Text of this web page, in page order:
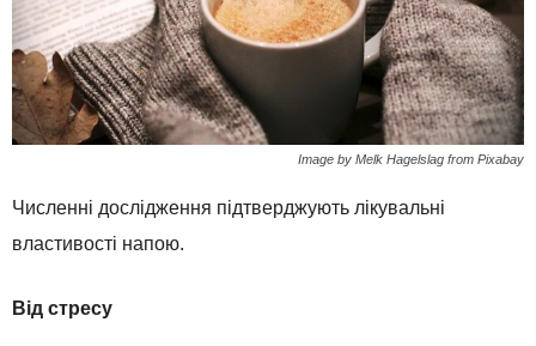
Image by Melk Hagelslag from Pixabay
Численні дослідження підтверджують лікувальні
властивості напою.
Від стресу